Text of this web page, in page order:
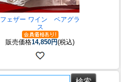
フェザー ワイン ペアグラ
ス
販売価格14,850円(税込)